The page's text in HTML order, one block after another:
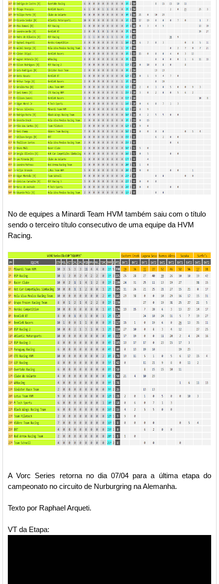
No de equipes a Minardi Team HVM também saiu com o título
sendo o terceiro título consecutivo de uma equipe da HVM
Racing.
A Vorc Series retorna no dia 07/04 para a última etapa do
campeonato no circuito de Nurburgring na Alemanha.
Texto por Raphael Arqueti.
VT da Etapa: